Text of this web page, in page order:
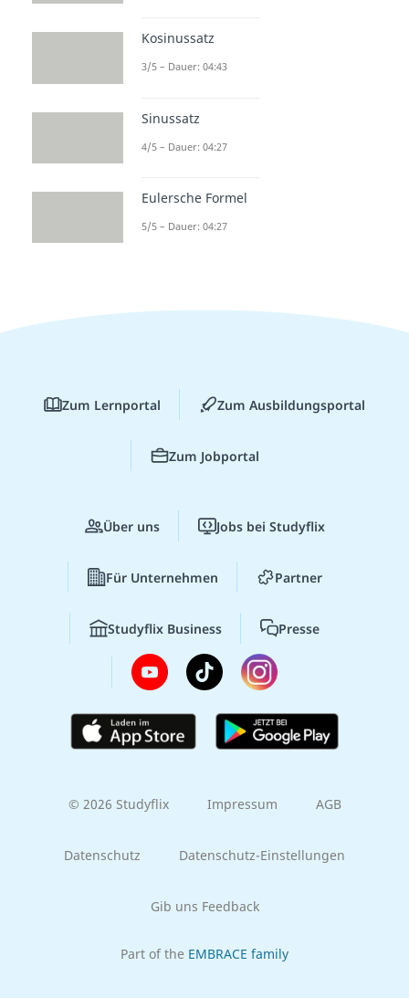
Kosinussatz
3/5 – Dauer: 04:43
Sinussatz
4/5 – Dauer: 04:27
Eulersche Formel
5/5 – Dauer: 04:27
Zum Lernportal Zum Ausbildungsportal
Zum Jobportal
Über uns Jobs bei Studyflix
Für Unternehmen Partner
Studyflix Business Presse
© 2026 Studyflix Impressum AGB
Datenschutz Datenschutz-Einstellungen
Gib uns Feedback
Part of the EMBRACE family